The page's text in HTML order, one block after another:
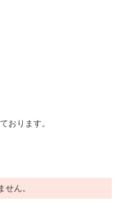
おります。
ん。